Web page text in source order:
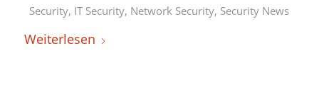
Security, IT Security, Network Security, Security News
Weiterlesen